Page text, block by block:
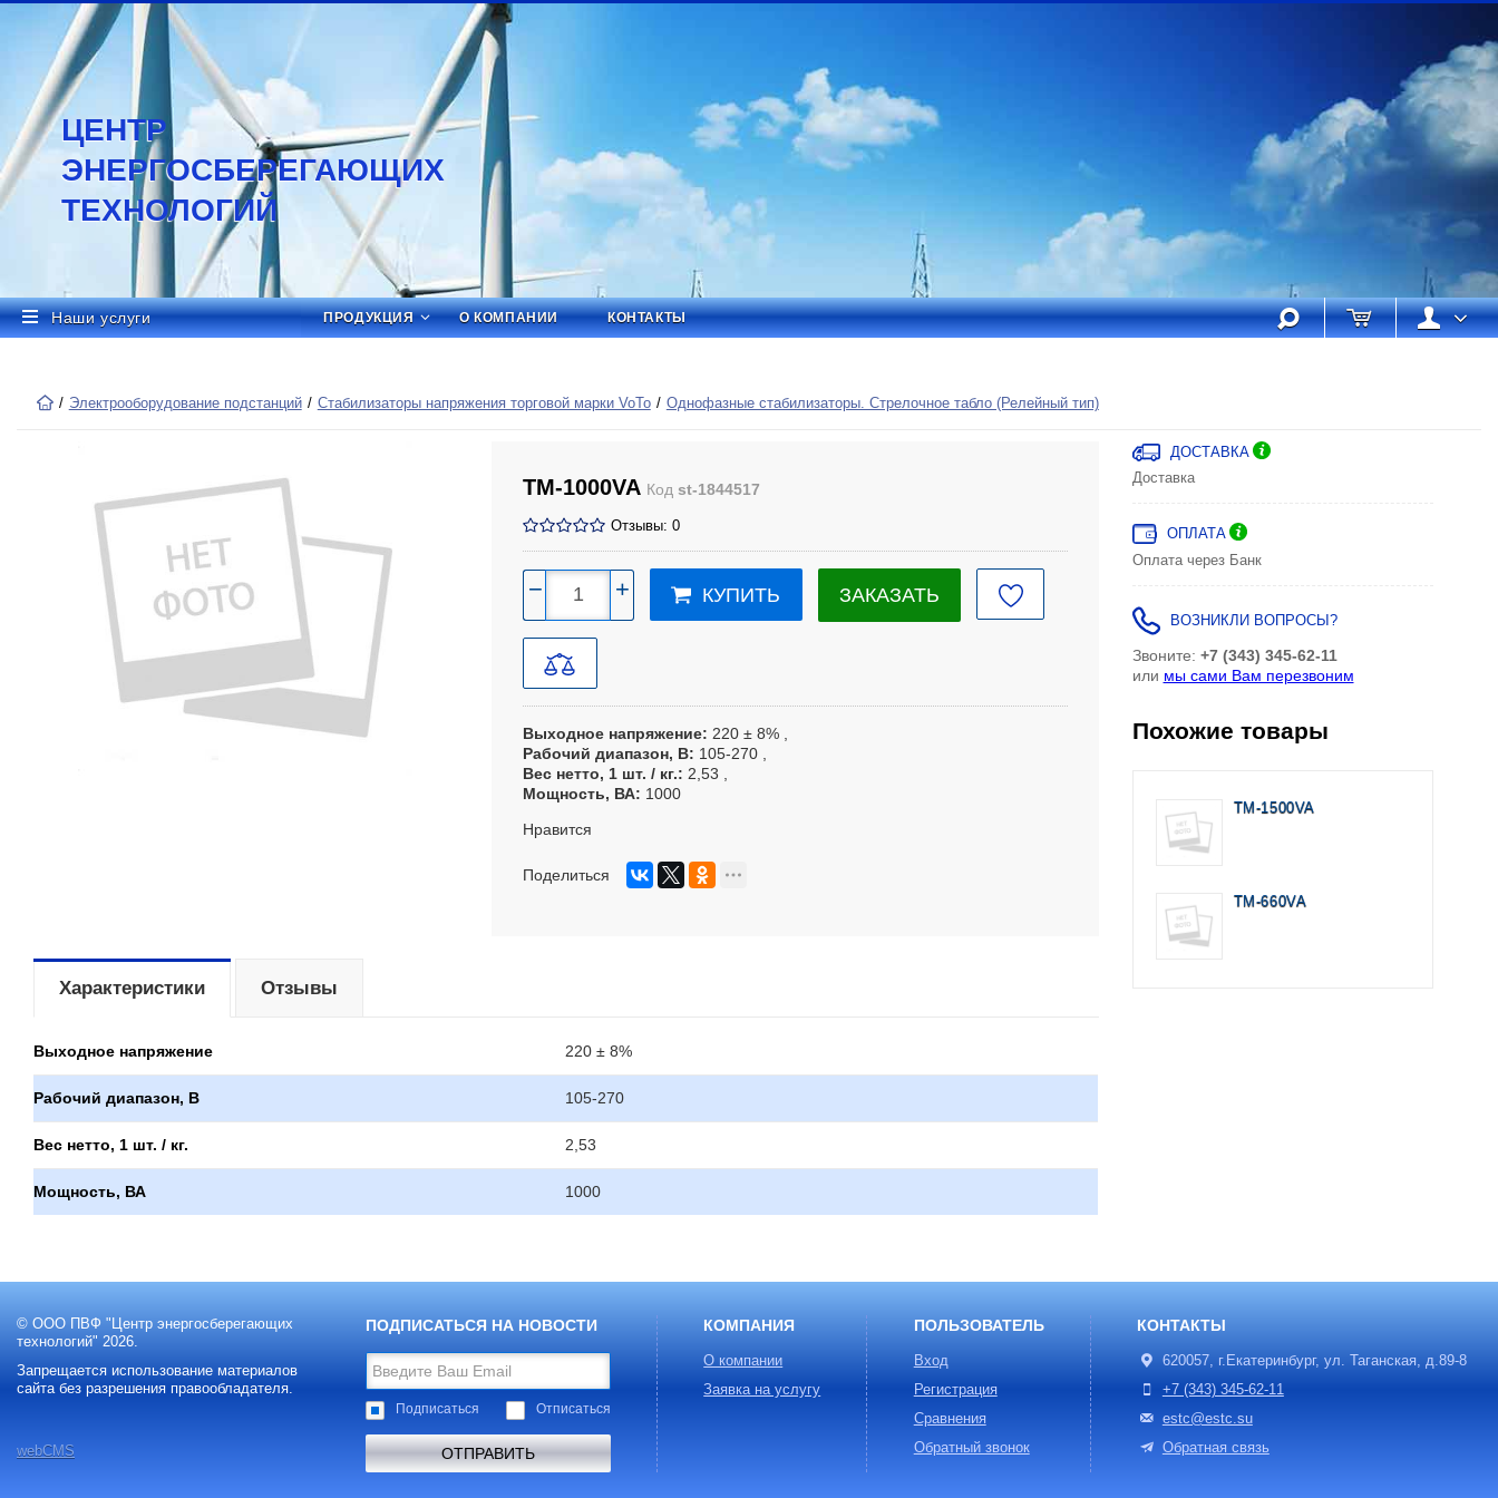
ЦЕНТР
ЭНЕРГОСБЕРЕГАЮЩИХ
ТЕХНОЛОГИЙ
Наши услуги ПРОДУКЦИЯ О КОМПАНИИ КОНТАКТЫ
Электрооборудование подстанций Стабилизаторы напряжения торговой марки VoTo Однофазные стабилизаторы. Стрелочное табло (Релейный тип)
TM-1000VA Код st-1844517
Отзывы: 0
− + КУПИТЬ ЗАКАЗАТЬ
Выходное напряжение
220 ± 8%
Рабочий диапазон, В
105-270
Вес нетто, 1 шт. / кг.
2,53
Мощность, ВА
1000
Нравится
Поделиться
Характеристики
Выходное напряжение 220 ± 8%
Рабочий диапазон, В 105-270
Вес нетто, 1 шт. / кг. 2,53
Мощность, ВА 1000
Отзывы
ДОСТАВКА
Доставка
ОПЛАТА
Оплата через Банк
ВОЗНИКЛИ ВОПРОСЫ?
Звоните: +7 (343) 345-62-11
или мы сами Вам перезвоним
Похожие товары
TM-1500VA
TM-660VA
© ООО ПВФ "Центр энергосберегающих
технологий" 2026.
Запрещается использование материалов
сайта без разрешения правообладателя.
webCMS
ПОДПИСАТЬСЯ НА НОВОСТИ
Подписаться Отписаться
КОМПАНИЯ
О компании
Заявка на услугу
ПОЛЬЗОВАТЕЛЬ
Вход
Регистрация
Сравнения
Обратный звонок
КОНТАКТЫ
620057, г.Екатеринбург, ул. Таганская, д.89-8
+7 (343) 345-62-11
estc@estc.su
Обратная связь